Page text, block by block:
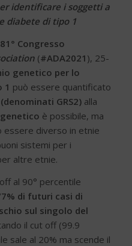
identificare i soggetti a
diabete di tipo 1
81° Congresso
(#ADA2021 ), 25-
genetico per lo
1 può essere quantificato
(denominati GRS2)alla
è possibile, ma
essere diverso in etnie
sistemi per i
altre etnie.
al 90° percentile
di futuri casi di
sul singolo del
il cut off (99.9
sale al 20% ma scende il